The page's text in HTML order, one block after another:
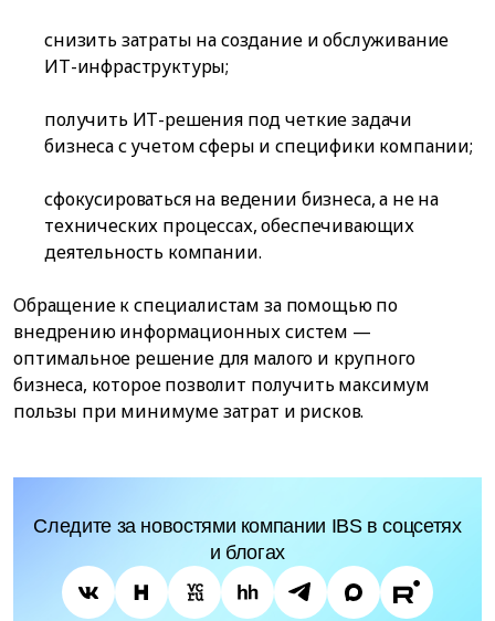
снизить затраты на создание и обслуживание
ИТ-инфраструктуры;
получить ИТ-решения под четкие задачи
бизнеса с учетом сферы и специфики компании;
сфокусироваться на ведении бизнеса, а не на
технических процессах, обеспечивающих
деятельность компании.
Обращение к специалистам за помощью по
внедрению информационных систем —
оптимальное решение для малого и крупного
бизнеса, которое позволит получить максимум
пользы при минимуме затрат и рисков.
Следите за новостями компании IBS в соцсетях
и блогах